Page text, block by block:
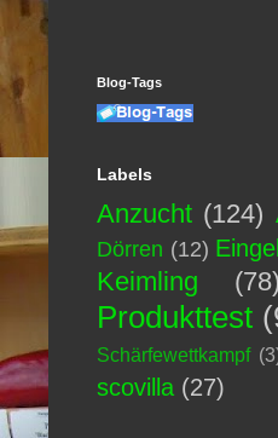
Blog-Tags
Labels
Anzucht (124)
Dörren (12)
Keimling (78)
Produkttest
Schärfewettkampf
scovilla (27)